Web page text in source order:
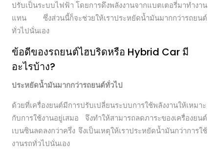
ปรับเป็นระบบไฟฟ้า โดยการดึงพลังงานจากแบตเตอรี่มาทำงาน
แทน ซึ่งส่วนนี้ก็จะช่วยให้เราประหยัดน้ำมันมากกว่ารถยนต์
ทั่วไปนั่นเอง
ข้อดีของรถยนต์ไฮบริดหรือ Hybrid Car มี
อะไรบ้าง?
ประหยัดน้ำมันมากกว่ารถยนต์ทั่วไป
ด้วยที่เครื่องยนต์มีการปรับเปลี่ยนระบบการใช้พลังงานให้เหมาะ
กับการใช้งานอยู่เสมอ จึงทำให้สามารถลดภาระของเครื่องยนต์
เบนซินลดลงกว่าครึ่ง จึงเป็นเหตุให้เราประหยัดน้ำมันกว่าการใช้
งานรถทั่วไปนั่นเอง